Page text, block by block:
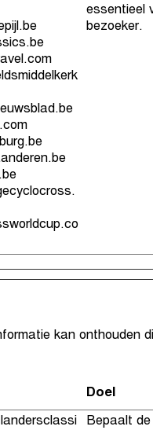
essentieel
bezoeker.
kan
Doel
Bepaalt de